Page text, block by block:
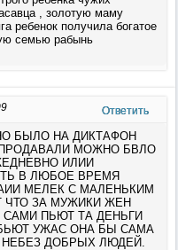
, золотую маму
ребенок получила богатое
семью рабынь
Ответить
БЫЛО НА ДИКТАФОН
МОЖНО БВЛО
ИЛИИ
В ЛЮБОЕ ВРЕМЯ
МЕЛЕК С МАЛЕНЬКИМ
ЧТО ЗА МУЖИКИ ЖЕН
ПЬЮТ ТА ДЕНЬГИ
УЖАС ОНА БЫ САМА
ДОБРЫХ ЛЮДЕЙ.